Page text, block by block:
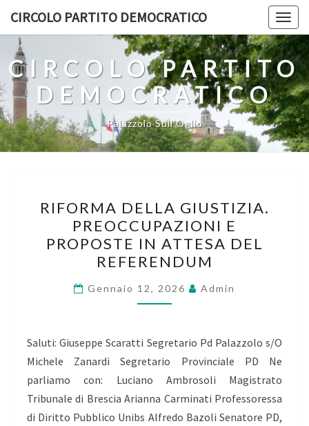
content
CIRCOLO PARTITO DEMOCRATICO
CIRCOLO PARTITO
DEMOCRATICO
Palazzolo Sull'Oglio
DELLA
GIUSTIZIA.
PREOCCUPAZIONI
E
PROPOSTE
IN
DEL
REFERENDUM
RIFORMA DELLA GIUSTIZIA.
PREOCCUPAZIONI E
PROPOSTE IN ATTESA DEL
REFERENDUM
Gennaio 12, 2026 Admin
Saluti: Giuseppe Scaratti Segretario Pd Palazzolo s/O
Michele Zanardi Segretario Provinciale PD Ne
parliamo con: Luciano Ambrosoli Magistrato
Tribunale di Brescia Arianna Carminati Professoressa
di Diritto Pubblico Unibs Alfredo Bazoli Senatore PD,